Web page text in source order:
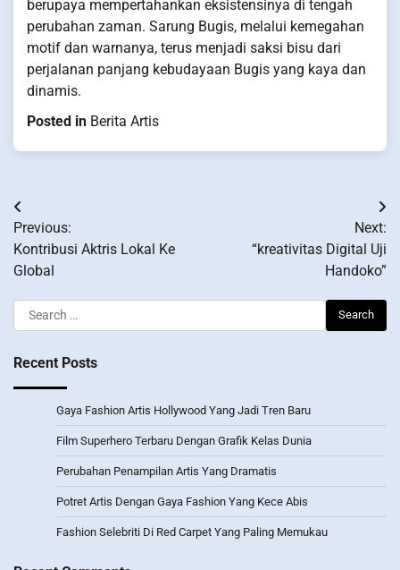
berupaya mempertahankan eksistensinya di tengah
perubahan zaman. Sarung Bugis, melalui kemegahan
motif dan warnanya, terus menjadi saksi bisu dari
perjalanan panjang kebudayaan Bugis yang kaya dan
dinamis.
Posted in Berita Artis
Post
navigation
Previous:
Kontribusi Aktris Lokal Ke
Global
Next:
“kreativitas Digital Uji
Handoko”
Search
for:
Recent Posts
Gaya Fashion Artis Hollywood Yang Jadi Tren Baru
Film Superhero Terbaru Dengan Grafik Kelas Dunia
Perubahan Penampilan Artis Yang Dramatis
Potret Artis Dengan Gaya Fashion Yang Kece Abis
Fashion Selebriti Di Red Carpet Yang Paling Memukau